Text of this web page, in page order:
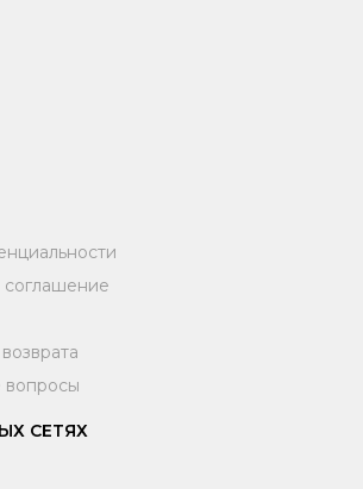
соглашение
вопросы
СЕТЯХ